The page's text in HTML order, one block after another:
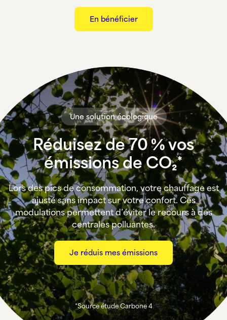
En bénéficier
Une solution écologique
Réduisez de 70 % vos
émissions de CO₂*
Lors des pics de consommation, votre chauffage est
ajusté sans impact sur votre confort. Ces
modulations permettent d’éviter le recours à des
centrales polluantes.
Je réduis mes émissions
*Source étude Carbone 4